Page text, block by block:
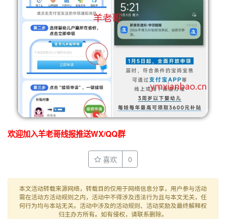
欢迎加入羊老哥线报推送WX/QQ群
喜欢 0
本文活动转载来源网络，转载目的仅用于网络信息分享，用户参与活动
需在活动方活动规则之内，活动中不得涉及违法行为且与本文无关，任
何行为均与本站无关。活动中涉及的活动规则、活动奖励及最终解释权
归主办方所有。如有侵权，请联系删除。